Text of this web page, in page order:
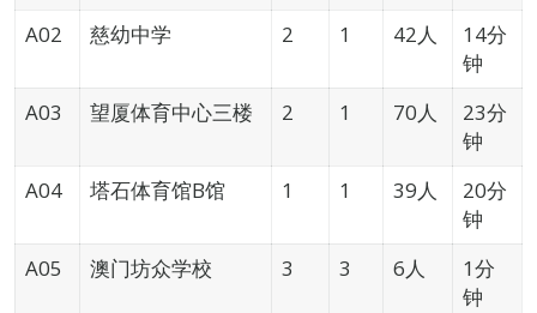
A02
慈幼中学 2 1 42人
14分
钟
A03
望厦体育中心三楼 2 1 70人
23分
钟
A04
塔石体育馆B馆 1 1 39人
20分
钟
A05
澳门坊众学校 3 3 6人
1分
钟